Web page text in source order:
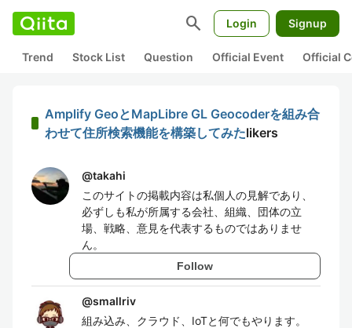
search Login Signup
Trend Stock List Question Official Event Official
Amplify GeoとMapLibre GL Geocoderを組み合
わせて住所検索機能を構築してみたlikers
@takahi
このサイトの掲載内容は私個人の見解であり、
必ずしも私が所属する会社、組織、団体の立
場、戦略、意見を代表するものではありませ
ん。
Follow
@smallriv
組み込み、クラウド、IoTと何でもやります。